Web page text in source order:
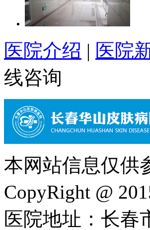
医院介绍 | 医院
线咨询
本网站信息仅供
CopyRight @
医院地址：长春